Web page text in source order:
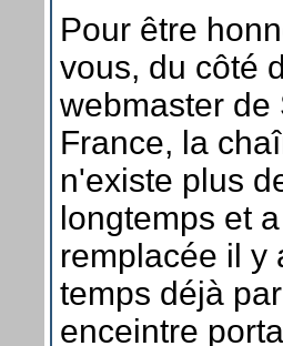
Pour être
vous, du côté
webmaster de
France, la
n'existe plus
longtemps et
remplacée il y
temps déjà
enceintre